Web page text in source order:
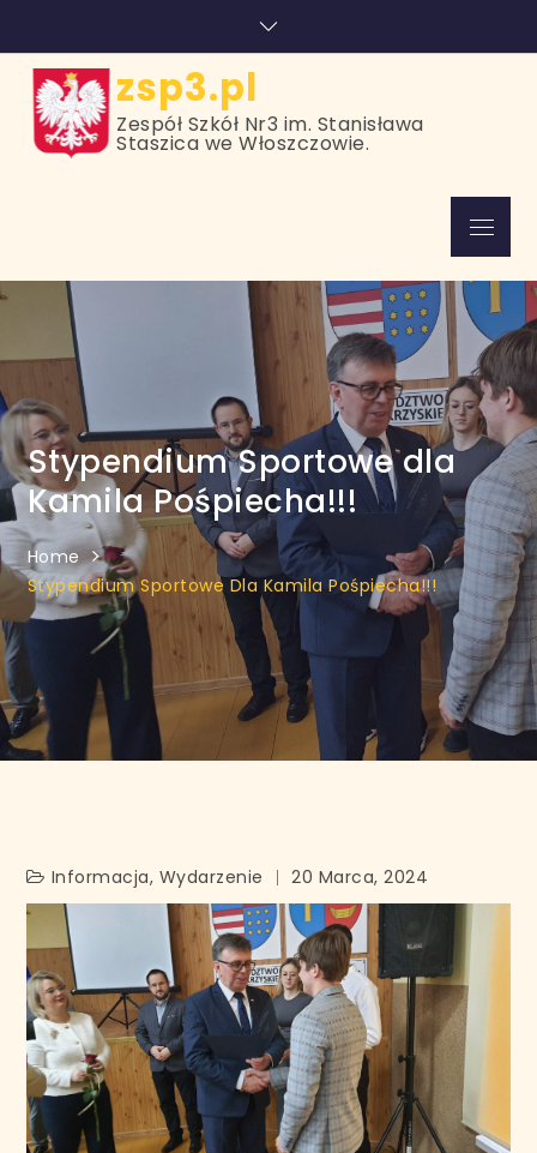
content
zsp3.pl
Zespół Szkół Nr3 im. Stanisława
Staszica we Włoszczowie.
Menu
Stypendium Sportowe dla
Kamila Pośpiecha!!!
Home
Stypendium Sportowe Dla Kamila Pośpiecha!!!
Informacja, Wydarzenie 20 Marca, 2024